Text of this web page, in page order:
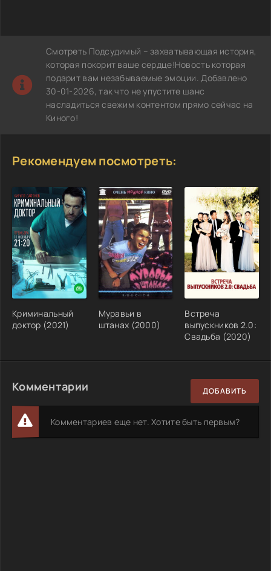
Смотреть Подсудимый – захватывающая история,
которая покорит ваше сердце!Новость которая
подарит вам незабываемые эмоции. Добавлено
30-01-2026, так что не упустите шанс
насладиться свежим контентом прямо сейчас на
Киного!
Рекомендуем посмотреть:
Криминальный
доктор (2021)
Муравьи в
штанах (2000)
Встреча
выпускников 2.0:
Свадьба (2020)
Комментарии ДОБАВИТЬ
Комментариев еще нет. Хотите быть первым?